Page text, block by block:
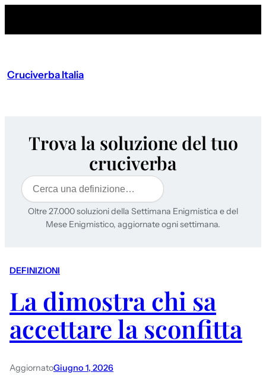
Cruciverba Italia
Trova la soluzione del tuo
cruciverba
Cerca
Oltre 27.000 soluzioni della Settimana Enigmistica e del
Mese Enigmistico, aggiornate ogni settimana.
DEFINIZIONI
La dimostra chi sa
accettare la sconfitta
AggiornatoGiugno 1, 2026